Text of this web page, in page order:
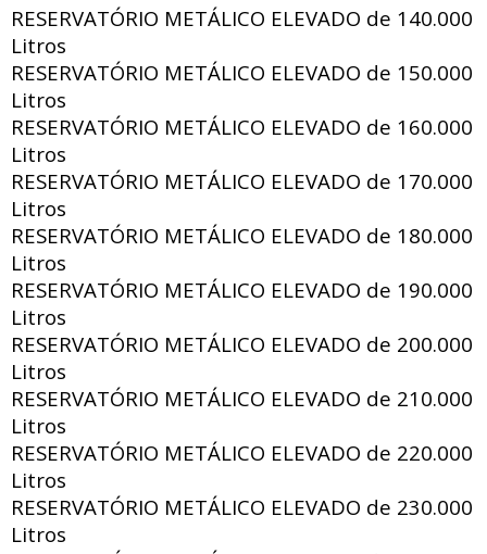
RESERVATÓRIO METÁLICO ELEVADO de 140.000
Litros
RESERVATÓRIO METÁLICO ELEVADO de 150.000
Litros
RESERVATÓRIO METÁLICO ELEVADO de 160.000
Litros
RESERVATÓRIO METÁLICO ELEVADO de 170.000
Litros
RESERVATÓRIO METÁLICO ELEVADO de 180.000
Litros
RESERVATÓRIO METÁLICO ELEVADO de 190.000
Litros
RESERVATÓRIO METÁLICO ELEVADO de 200.000
Litros
RESERVATÓRIO METÁLICO ELEVADO de 210.000
Litros
RESERVATÓRIO METÁLICO ELEVADO de 220.000
Litros
RESERVATÓRIO METÁLICO ELEVADO de 230.000
Litros